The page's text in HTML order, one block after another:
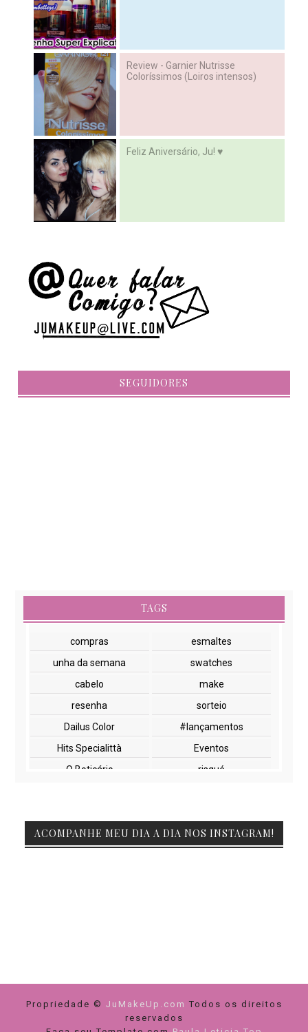
Review - Garnier Nutrisse
Coloríssimos (Loiros intensos)
Feliz Aniversário, Ju! ♥
SEGUIDORES
TAGS
compras
esmaltes
unha da semana
swatches
cabelo
make
resenha
sorteio
Dailus Color
#lançamentos
Hits Specialittà
Eventos
O Boticário
risqué
Beauty Fair
Embelleze
Pink Casa da Manicura
Yes Cosmetics
cuidados com cabelos
dicas de compras
paleta de sombra
unhas
ACOMPANHE MEU DIA A DIA NOS INSTAGRAM!
Propriedade © JuMakeUp.com Todos os direitos
reservados